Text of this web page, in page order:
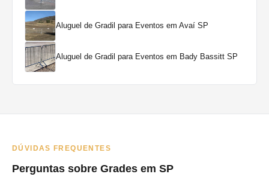
Aluguel de Gradil para Eventos em Avaí SP
Aluguel de Gradil para Eventos em Bady Bassitt SP
DÚVIDAS FREQUENTES
Perguntas sobre Grades em SP